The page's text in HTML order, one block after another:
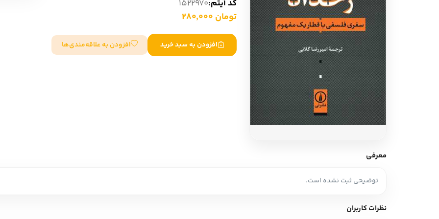
ادبیات آلمان
ادبیات ترکیه
ادبیات آسیا
سایر کشورهای اروپا
ادبیات
جستار و مقاله
زبان شناسی
داستان کوتاه
کد آیتم:1522970
تومان 280,000
افزودن به سبد خرید افزودن به علاقه‌مندی‌ها
معرفی
توضیحی ثبت نشده است.
نظرات کاربران